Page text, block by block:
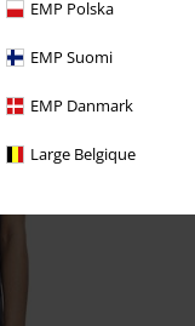
EMP Polska
EMP Suomi
EMP Danmark
Large Belgique